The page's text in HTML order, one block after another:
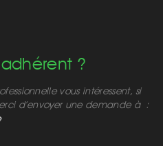
?
vous intéressent, si
d’envoyer une demande à :